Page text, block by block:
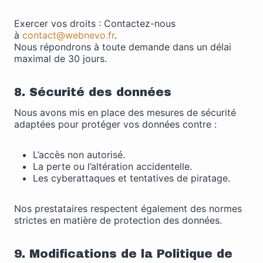
Exercer vos droits : Contactez-nous
à contact@webnevo.fr.
Nous répondrons à toute demande dans un délai
maximal de 30 jours.
8. Sécurité des données
Nous avons mis en place des mesures de sécurité
adaptées pour protéger vos données contre :
L’accès non autorisé.
La perte ou l’altération accidentelle.
Les cyberattaques et tentatives de piratage.
Nos prestataires respectent également des normes
strictes en matière de protection des données.
9. Modifications de la Politique de